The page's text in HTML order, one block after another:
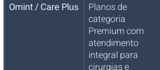
Omint / Care Plus
Planos de
categoria
Premium com
atendimento
integral para
cirurgias e